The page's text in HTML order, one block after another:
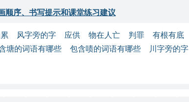
顺序、书写提示和课堂练习建议
风字旁的字 应供 物在人亡 判罪 有根有底
塘的词语有哪些 包含啧的词语有哪些
川字旁的字